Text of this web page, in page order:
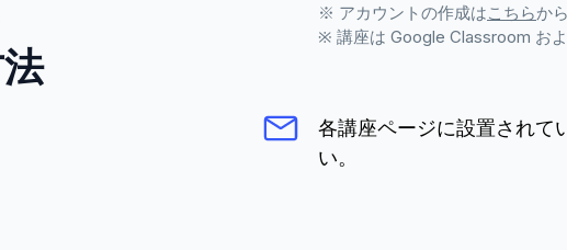
※ アカウントの作成はこちらか
※ 講座は Google Classroom お
各講座ページに設置されて
い。